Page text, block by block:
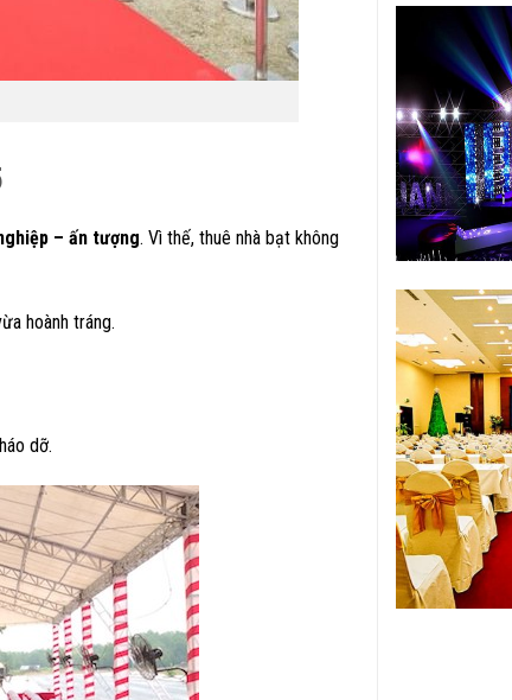
– ấn tượng. Vì thế, thuê nhà bạt không
hoành tráng.
dỡ.